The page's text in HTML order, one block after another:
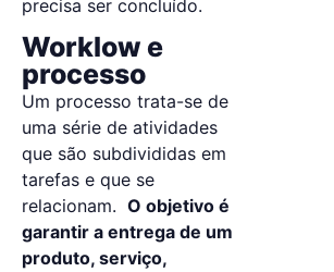
precisa ser concluído.
Worklow e
processo
Um processo trata-se de
uma série de atividades
que são subdivididas em
tarefas e que se
relacionam. O objetivo é
garantir a entrega de um
produto, serviço,